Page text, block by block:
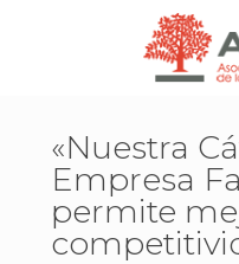
«Nuestra
Empresa
permite